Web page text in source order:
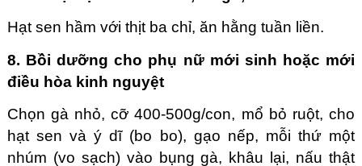
Hạt sen hầm với thịt ba chỉ, ăn hằng tuần liền.
8. Bồi dưỡng cho phụ nữ mới sinh hoặc mới
điều hòa kinh nguyệt
Chọn gà nhỏ, cỡ 400-500g/con, mổ bỏ ruột, cho
hạt sen và ý dĩ (bo bo), gạo nếp, mỗi thứ một
nhúm (vo sạch) vào bụng gà, khâu lại, nấu thật